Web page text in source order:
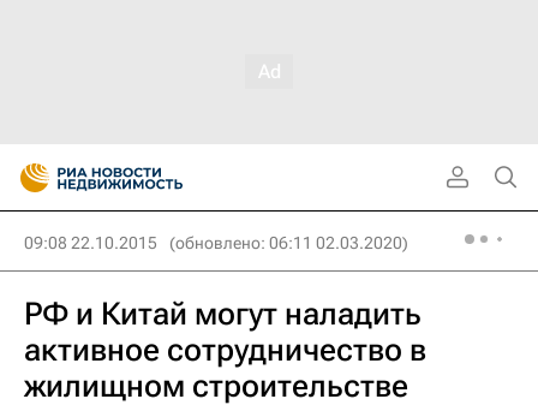
09:08 22.10.2015 (обновлено: 06:11 02.03.2020)
РФ и Китай могут наладить
активное сотрудничество в
жилищном строительстве